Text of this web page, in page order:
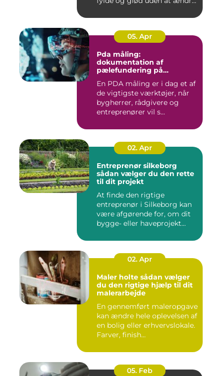
05. Apr
Pda måling:
dokumentation af
pælefundering på
En PDA måling er i dag et af
de vigtigste værktøjer, når
bygherrer, rådgivere og
entreprenører vil s...
02. Apr
Entreprenør silkeborg
sådan vælger du den rette
til dit projekt
At finde den rigtige
entreprenør i Silkeborg kan
være afgørende for, om dit
bygge- eller haveprojekt...
02. Apr
Maler holte sådan vælger
du den rigtige hjælp til dit
malerarbejde
En gennemført maleropgave
kan ændre hele oplevelsen af
en bolig eller erhvervslokale.
Farver, finish...
05. Feb